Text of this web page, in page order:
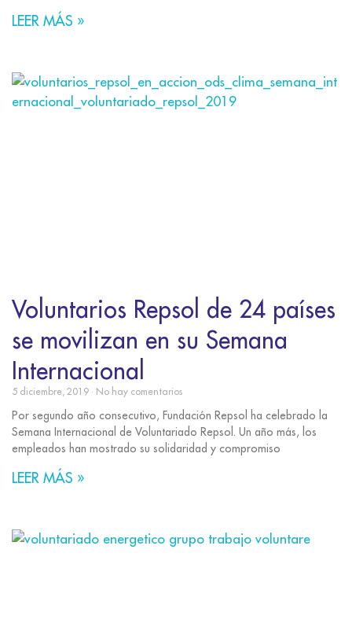
LEER MÁS »
Voluntarios Repsol de 24 países
se movilizan en su Semana
Internacional
5 diciembre, 2019 No hay comentarios
Por segundo año consecutivo, Fundación Repsol ha celebrado la
Semana Internacional de Voluntariado Repsol. Un año más, los
empleados han mostrado su solidaridad y compromiso
LEER MÁS »